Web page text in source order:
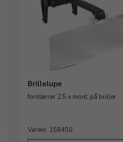
Brillelupe
forstørrer 2,5 x mont. på briller
Varenr. 158450